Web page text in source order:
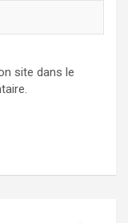
site dans le